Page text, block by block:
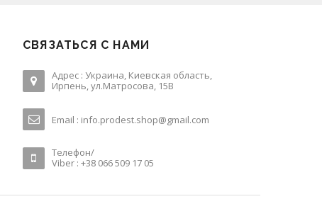
СВЯЗАТЬСЯ С НАМИ
Адрес : Украина, Киевская область,
Ирпень, ул.Матросова, 15В
Email : info.prodest.shop@gmail.com
Телефон/
Viber : +38 066 509 17 05